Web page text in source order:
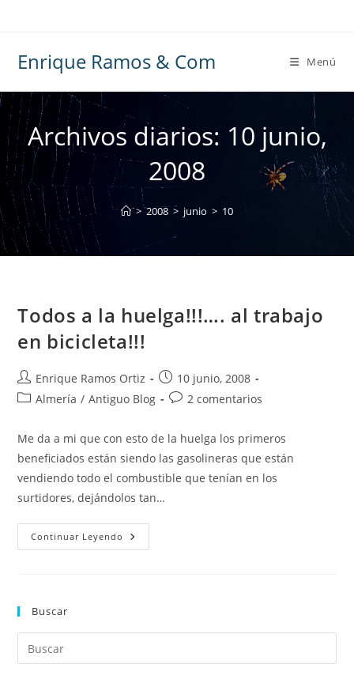
Enrique Ramos & Com Menú
Archivos diarios: 10 junio,
2008
> 2008 > junio > 10
Todos a la huelga!!!…. al trabajo
en bicicleta!!!
Autor
de
Enrique Ramos Ortiz
Publicación
de
10 junio, 2008
Categoría
la
entrada:
Almería / Antiguo Blog
Comentarios
la
entrada:
2 comentarios
Me da a mi que con esto de la huelga los primeros
beneficiados están siendo las gasolineras que están
vendiendo todo el combustible que tenían en los
surtidores, dejándolos tan…
Continuar Leyendo Todos
A
Buscar